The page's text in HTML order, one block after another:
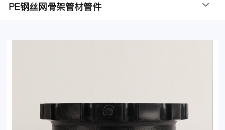
PE钢丝网骨架管材管件